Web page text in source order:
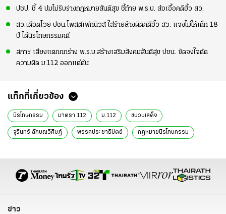
ปชป. ชี้ 4 ปมไม่รับร่างกฎหมายสันติสุข ชี้ท้าย พ.ร.บ. ส่อเอื้อคดีฮั้ว สว.
สว.เดือดโวย ปชน.โพสต์เฟกนิวส์ ใส่ร้ายล้างผิดคดีฮั้ว สว. แจงไม่ให้เด็ก 18
ปี ได้นิรโทษกรรมคดี
สภาฯ เสียงแตกถกร่าง พ.ร.บ.สร้างเสริมสังคมสันติสุข ปชน. ซัดจงใจตัด
ความผิด ม.112 ออกแต่ต้น
แท็กที่เกี่ยวข้อง
นิรโทษกรรม มาตรา 112 ม.112 ขบวนเสด็จ
จุรินทร์ ลักษณวิศิษฏ์ พรรคประชาธิปัตย์ กฎหมายนิรโทษกรรม
ข่าว